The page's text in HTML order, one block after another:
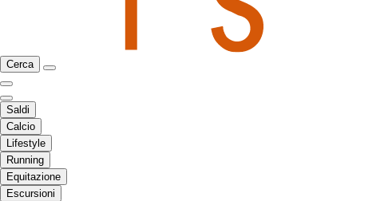
Cerca
Saldi
Calcio
Lifestyle
Running
Equitazione
Escursioni